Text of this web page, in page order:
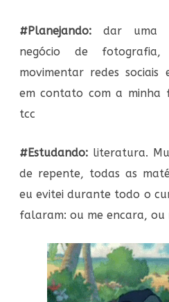
#Planejando:dar uma
negócio de
movimentar redes
em contato com a minha
tcc
#Estudando:literatura.
de repente, todas as
eu evitei durante todo o
falaram: ou me encara, ou